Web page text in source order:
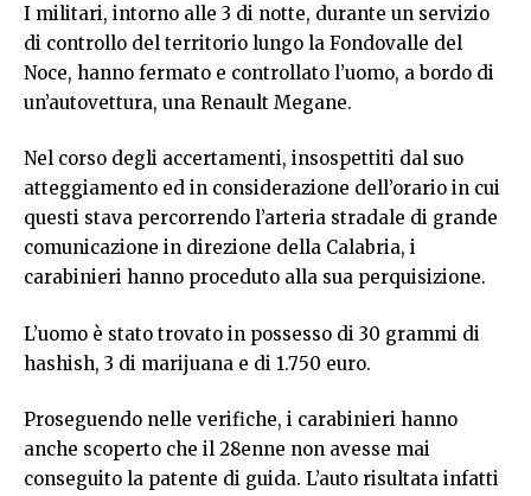
I militari, intorno alle 3 di notte, durante un servizio
di controllo del territorio lungo la Fondovalle del
Noce, hanno fermato e controllato l’uomo, a bordo di
un’autovettura, una Renault Megane.
Nel corso degli accertamenti, insospettiti dal suo
atteggiamento ed in considerazione dell’orario in cui
questi stava percorrendo l’arteria stradale di grande
comunicazione in direzione della Calabria, i
carabinieri hanno proceduto alla sua perquisizione.
L’uomo è stato trovato in possesso di 30 grammi di
hashish, 3 di marijuana e di 1.750 euro.
Proseguendo nelle verifiche, i carabinieri hanno
anche scoperto che il 28enne non avesse mai
conseguito la patente di guida. L’auto risultata infatti